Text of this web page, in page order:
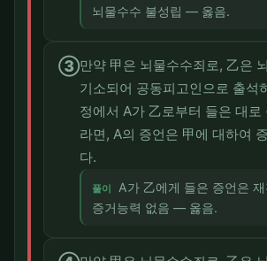
뇌물수수 불성립 — 옳음.
③만약 甲은 뇌물수수죄로, 乙은
기소되어 공동피고인으로 출석
정에서 A가 乙로부터 들은 대로
라면, A의 증언은 甲에 대하여
다.
풀이
A가 乙에게 들은 증언은 재
증거능력 없음 — 옳음.